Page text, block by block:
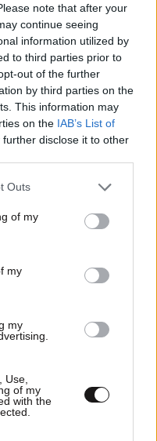
note that after your
continue seeing
information utilized by
to third parties prior to
out of the further
by third parties on the
This information may
on the IAB’s List of
further disclose it to other
one or more Google
You may click to
its third-party tags to
in below Google
Outs
of my
my
my
Use,
of my
with the